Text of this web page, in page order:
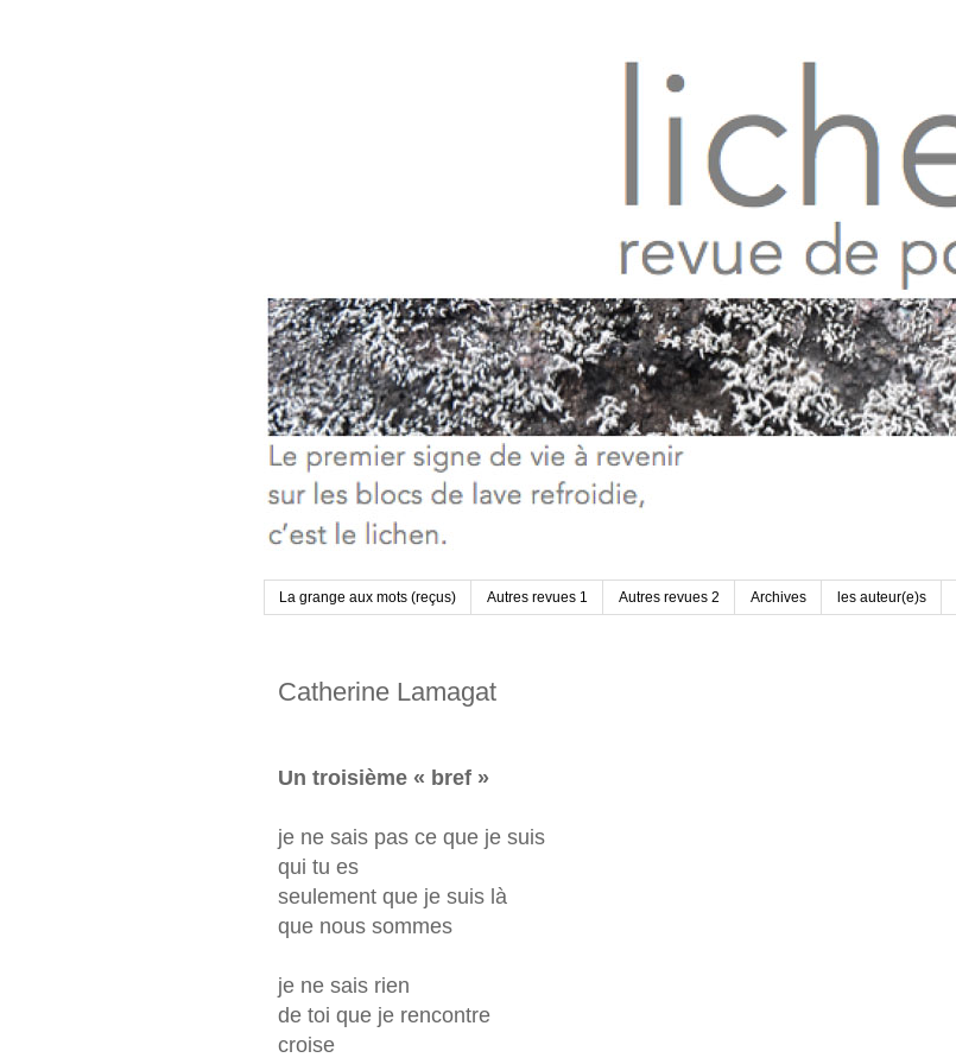
La grange aux mots (reçus) Autres revues 1 Autres revues 2 Archives les auteur(e)s
Catherine Lamagat
Un troisième « bref »
je ne sais pas ce que je suis
qui tu es
seulement que je suis là
que nous sommes
je ne sais rien
de toi que je rencontre
croise